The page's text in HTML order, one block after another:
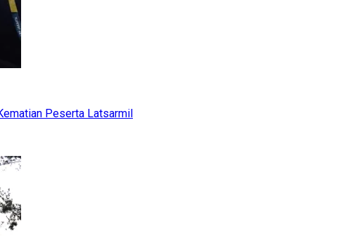
Peserta Latsarmil